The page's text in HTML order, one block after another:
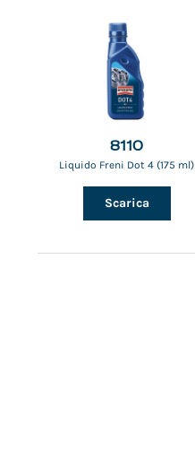
8110
Liquido Freni Dot 4 (175 ml)
Scarica